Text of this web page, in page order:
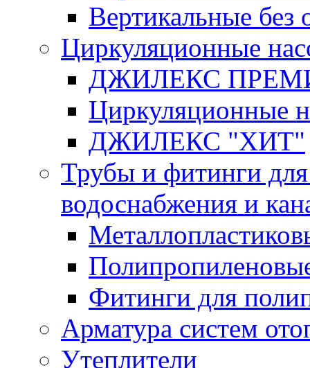
Вертикальные без
Циркуляционные
ДЖИЛЕКС
Циркуляционные
ДЖИЛЕКС "ХИТ"
Трубы и фитинги
водоснабжения и
Фитинги для
Арматура систем
Утеплители